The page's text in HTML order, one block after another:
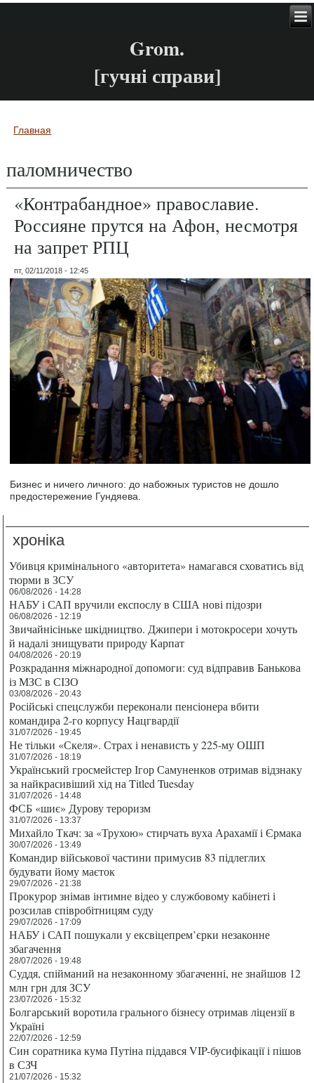
Grom.
[гучні справи]
Вы здесь
Главная
паломничество
«Контрабандное» православие.
Россияне прутся на Афон, несмотря
на запрет РПЦ
пт, 02/11/2018 - 12:45
Бизнес и ничего личного: до набожных туристов не дошло
предостережение Гундяева.
хроніка
Убивця кримінального «авторитета» намагався сховатись від
тюрми в ЗСУ
06/08/2026 - 14:28
НАБУ і САП вручили експослу в США нові підозри
06/08/2026 - 12:19
Звичайнісіньке шкідництво. Джипери і мотокросери хочуть
й надалі знищувати природу Карпат
04/08/2026 - 20:19
Розкрадання міжнародної допомоги: суд відправив Банькова
із МЗС в СІЗО
03/08/2026 - 20:43
Російські спецслужби переконали пенсіонера вбити
командира 2-го корпусу Нацгвардії
31/07/2026 - 19:45
Не тільки «Скеля». Страх і ненависть у 225-му ОШП
31/07/2026 - 18:19
Український гросмейстер Ігор Самуненков отримав відзнаку
за найкрасивіший хід на Titled Tuesday
31/07/2026 - 14:48
ФСБ «шиє» Дурову тероризм
31/07/2026 - 13:37
Михайло Ткач: за «Трухою» стирчать вуха Арахамії і Єрмака
30/07/2026 - 13:49
Командир військової частини примусив 83 підлеглих
будувати йому маєток
29/07/2026 - 21:38
Прокурор знімав інтимне відео у службовому кабінеті і
розсилав співробітницям суду
29/07/2026 - 17:09
НАБУ і САП пошукали у ексвіцепрем’єрки незаконне
збагачення
28/07/2026 - 19:48
Суддя, спійманий на незаконному збагаченні, не знайшов 12
млн грн для ЗСУ
23/07/2026 - 15:32
Болгарський воротила грального бізнесу отримав ліцензії в
Україні
22/07/2026 - 12:59
Син соратника кума Путіна піддався VIP-бусифікації і пішов
в СЗЧ
21/07/2026 - 15:32